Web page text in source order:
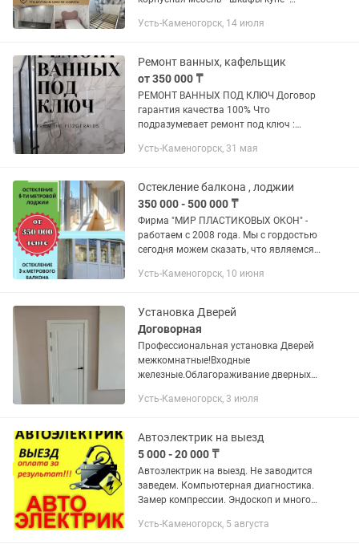
прихожие и т.п. Bы пeреезжаете?,
Усть-Каменогорск, 14 июля
Ремонт ванных, кафельщик
от 350 000 ₸
РЕМОНТ ВАННЫХ ПОД КЛЮЧ Договор
гарантия качества 100% Что
подразумевает ремонт под ключ :
дизайнерские решения из гкл Монтаж
Усть-Каменогорск, 31 мая
Остекление балкона , лоджии
350 000 - 500 000 ₸
Фирма "МИР ПЛАСТИКОВЫХ ОКОН" -
работаем с 2008 года. Мы с гордостью
сегодня можем сказать, что являемся
производящей качественные
Усть-Каменогорск, 10 июня
Установка Дверей
Договорная
Профессиональная установка Дверей
межкомнатные!Входные
железные.Облагораживание дверных
Установка профессиональная на
инструменте,быстро и...
Усть-Каменогорск, 3 июля
Автоэлектрик на выезд
5 000 - 20 000 ₸
Автоэлектрик на выезд. Не заводится
заведем. Компьютерная диагностика.
Замер компрессии. Эндоскоп и многое
Работа.Загород договорная. Онлайн
Усть-Каменогорск, 5 августа